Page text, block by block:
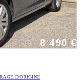
D'ORIGINE
8 490 €